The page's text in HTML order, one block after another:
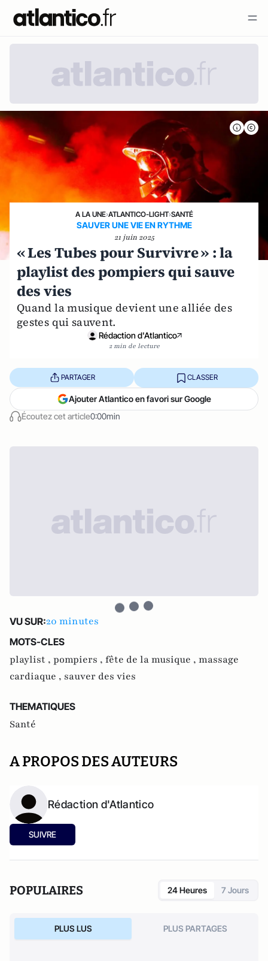
A LA UNE›ATLANTICO-LIGHT›SANTÉ
SAUVER UNE VIE EN RYTHME
21 juin 2025
« Les Tubes pour Survivre » : la
playlist des pompiers qui sauve
des vies
Quand la musique devient une alliée des
gestes qui sauvent.
Rédaction d'Atlantico
2 min de lecture
Écoutez cet article0:00min
PARTAGER CLASSER
Ajouter Atlantico en favori sur Google
VU SUR:20 minutes
MOTS-CLES
playlist , pompiers , fête de la musique , massage
cardiaque , sauver des vies
THEMATIQUES
Santé
A PROPOS DES AUTEURS
Rédaction d'Atlantico
SUIVRE
POPULAIRES 24 Heures 7 Jours
PLUS LUS PLUS PARTAGES